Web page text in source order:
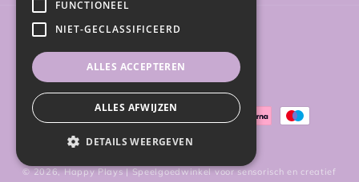
Land/regio
België (EUR €)
Betaalmethoden
© 2026,Happy Plays | Speelgoedwinkel voor sensorisch en creatief
FUNCTIONEEL
NIET-GECLASSIFICEERD
ALLES ACCEPTEREN
ALLES AFWIJZEN
DETAILS WEERGEVEN